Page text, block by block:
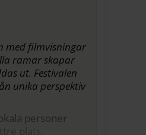
med filmvisningar
ramar skapar
ut. Festivalen
unika perspektiv
personer
plats.